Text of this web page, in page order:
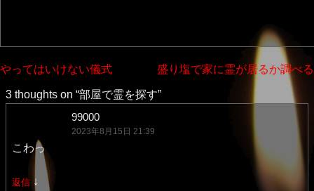
投
稿
やってはいけない儀式 盛り塩で家に霊が居るか調べる
3 thoughts on “部屋で霊を探す”
99000
2023年8月15日 21:39
こわっ
返信 ↓